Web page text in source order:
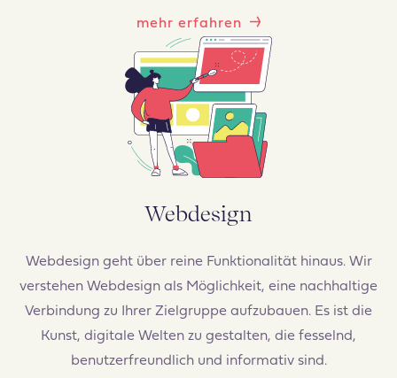
mehr erfahren
Webdesign
Webdesign geht über reine Funktionalität hinaus. Wir
verstehen Webdesign als Möglichkeit, eine nachhaltige
Verbindung zu Ihrer Zielgruppe aufzubauen. Es ist die
Kunst, digitale Welten zu gestalten, die fesselnd,
benutzerfreundlich und informativ sind.